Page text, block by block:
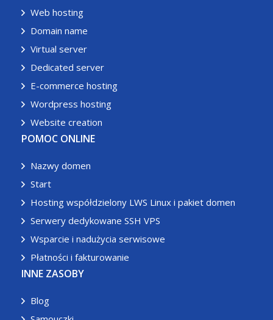
Web hosting
Domain name
Virtual server
Dedicated server
E-commerce hosting
Wordpress hosting
Website creation
POMOC ONLINE
Nazwy domen
Start
Hosting współdzielony LWS Linux i pakiet domen
Serwery dedykowane SSH VPS
Wsparcie i nadużycia serwisowe
Płatności i fakturowanie
INNE ZASOBY
Blog